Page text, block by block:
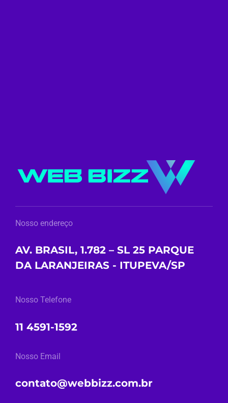
Nosso endereço
AV. BRASIL, 1.782 – SL 25 PARQUE
DA LARANJEIRAS - ITUPEVA/SP
Nosso Telefone
11 4591-1592
Nosso Email
contato@webbizz.com.br